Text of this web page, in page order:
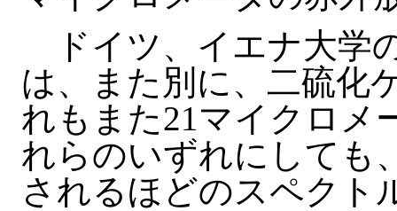
ドイツ、イエナ大学
は、また別に、二硫化
れもまた21マイクロメ
れらのいずれにしても
されるほどのスペクト